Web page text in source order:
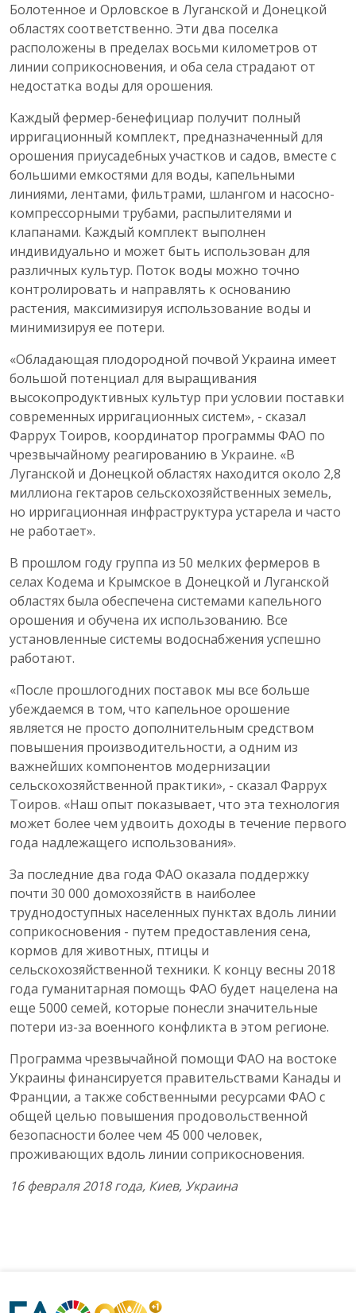
Болотенное и Орловское в Луганской и Донецкой
областях соответственно. Эти два поселка
расположены в пределах восьми километров от
линии соприкосновения, и оба села страдают от
недостатка воды для орошения.
Каждый фермер-бенефициар получит полный
ирригационный комплект, предназначенный для
орошения приусадебных участков и садов, вместе с
большими емкостями для воды, капельными
линиями, лентами, фильтрами, шлангом и насосно-
компрессорными трубами, распылителями и
клапанами. Каждый комплект выполнен
индивидуально и может быть использован для
различных культур. Поток воды можно точно
контролировать и направлять к основанию
растения, максимизируя использование воды и
минимизируя ее потери.
«Обладающая плодородной почвой Украина имеет
большой потенциал для выращивания
высокопродуктивных культур при условии поставки
современных ирригационных систем», - сказал
Фаррух Тоиров, координатор программы ФАО по
чрезвычайному реагированию в Украине. «В
Луганской и Донецкой областях находится около 2,8
миллиона гектаров сельскохозяйственных земель,
но ирригационная инфраструктура устарела и часто
не работает».
В прошлом году группа из 50 мелких фермеров в
селах Кодема и Крымское в Донецкой и Луганской
областях была обеспечена системами капельного
орошения и обучена их использованию. Все
установленные системы водоснабжения успешно
работают.
«После прошлогодних поставок мы все больше
убеждаемся в том, что капельное орошение
является не просто дополнительным средством
повышения производительности, а одним из
важнейших компонентов модернизации
сельскохозяйственной практики», - сказал Фаррух
Тоиров. «Наш опыт показывает, что эта технология
может более чем удвоить доходы в течение первого
года надлежащего использования».
За последние два года ФАО оказала поддержку
почти 30 000 домохозяйств в наиболее
труднодоступных населенных пунктах вдоль линии
соприкосновения - путем предоставления сена,
кормов для животных, птицы и
сельскохозяйственной техники. К концу весны 2018
года гуманитарная помощь ФАО будет нацелена на
еще 5000 семей, которые понесли значительные
потери из-за военного конфликта в этом регионе.
Программа чрезвычайной помощи ФАО на востоке
Украины финансируется правительствами Канады и
Франции, а также собственными ресурсами ФАО с
общей целью повышения продовольственной
безопасности более чем 45 000 человек,
проживающих вдоль линии соприкосновения.
16 февраля 2018 года, Киев, Украина